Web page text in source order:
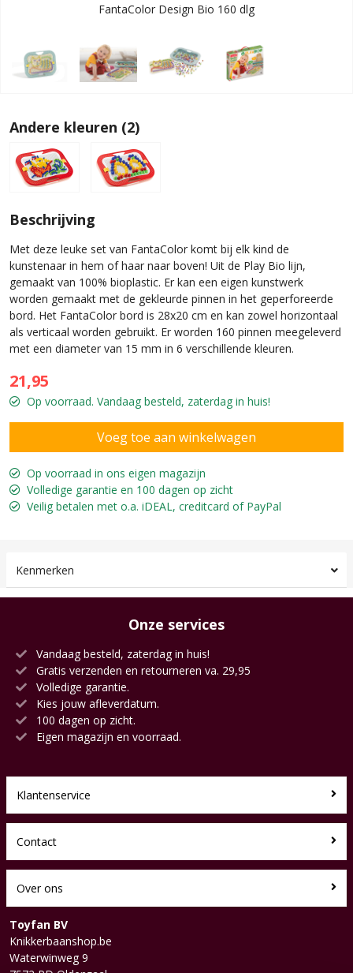
FantaColor Design Bio 160 dlg
Andere kleuren (2)
Beschrijving
Met deze leuke set van FantaColor komt bij elk kind de
kunstenaar in hem of haar naar boven! Uit de Play Bio lijn,
gemaakt van 100% bioplastic. Er kan een eigen kunstwerk
worden gemaakt met de gekleurde pinnen in het geperforeerde
bord. Het FantaColor bord is 28x20 cm en kan zowel horizontaal
als verticaal worden gebruikt. Er worden 160 pinnen meegeleverd
met een diameter van 15 mm in 6 verschillende kleuren.
21,95
Op voorraad. Vandaag besteld, zaterdag in huis!
Op voorraad in ons eigen magazijn
Volledige garantie en 100 dagen op zicht
Veilig betalen met o.a. iDEAL, creditcard of PayPal
Kenmerken
Onze services
Vandaag besteld, zaterdag in huis!
Gratis verzenden en retourneren va. 29,95
Volledige garantie.
Kies jouw afleverdatum.
100 dagen op zicht.
Eigen magazijn en voorraad.
Klantenservice
Contact
Over ons
Toyfan BV
Knikkerbaanshop.be
Waterwinweg 9